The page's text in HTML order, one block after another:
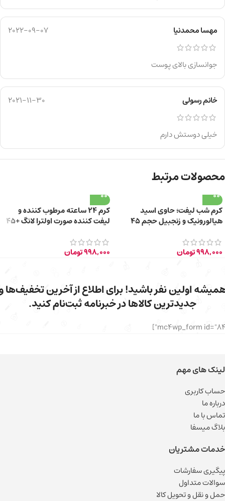
مهسا محمدنیا 2022-09-07
جوانسازی بالای پوست
خانم رسولی 2021-11-30
خیلی دوستش دارم
محصولات مرتبط
کرم شب لیفت؛ حاوی اسید
هیالورونیک و زنجبیل حجم 45
998,000تومان
کرم ۲۴ ساعته مرطوب کننده و
لیفت کننده صورت اولترا لانگ +45
998,000تومان
اولین نفر باشید! برای اطلاع از آخرین تخفیف‌ها
جدیدترین کالاها در خبرنامه ثبت‌نام کنید.
لینک های مهم
حساب کاربری
درباره ما
تماس با ما
بلاگ میسفا
خدمات مشتریان
پیگیری سفارشات
سوالات متداول
حمل و نقل و تحویل کالا